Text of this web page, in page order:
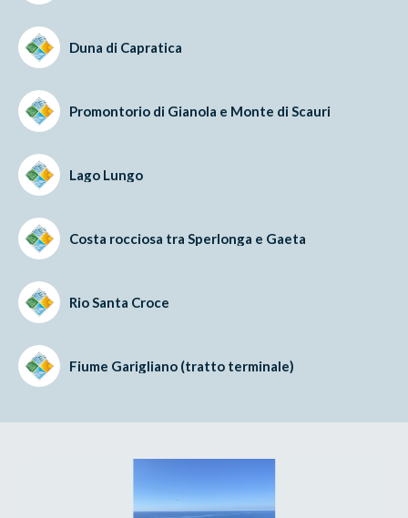
Duna di Capratica
Promontorio di Gianola e Monte di Scauri
Lago Lungo
Costa rocciosa tra Sperlonga e Gaeta
Rio Santa Croce
Fiume Garigliano (tratto terminale)